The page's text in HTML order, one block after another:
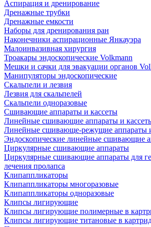
Аспирация и дренирование
Дренажные трубки
Дренажные емкости
Наборы для дренирования ран
Наконечники аспирационные Янкауэра
Малоинвазивная хирургия
Троакары эндоскопические Volkmann
Мешки и сачки для эвакуации органов
Манипуляторы эндоскопические
Скальпели и лезвия
Лезвия для скальпелей
Скальпели одноразовые
Сшивающие аппараты и кассеты
Линейные сшивающие аппараты и
Линейные сшивающе-режущие аппараты
Эндоскопические линейные сшивающие
Циркулярные сшивающие аппараты
Циркулярные сшивающие аппараты для
лечения пролапса
Клипаппликаторы
Клипаппликаторы многоразовые
Клипаппликаторы одноразовые
Клипсы лигирующие
Клипсы лигирующие полимерные в
Клипсы лигирующие титановые в